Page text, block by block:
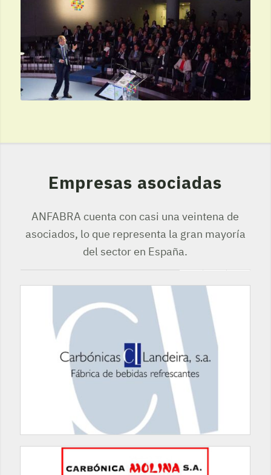
Empresas asociadas
ANFABRA cuenta con casi una veintena de
asociados, lo que representa la gran mayoría
del sector en España.